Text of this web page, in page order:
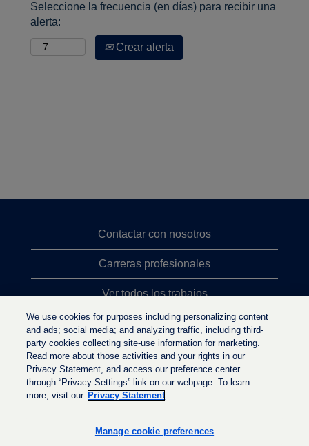
Seleccione la frecuencia (en días) para recibir una
alerta:
Crear alerta
Contactar con nosotros
Carreras profesionales
Ver todos los trabajos
Búsqueda de altos cargos
Política de privacidad
a
a
We use cookies for purposes including personalizing content
and ads; social media; and analyzing traffic, including third-
party cookies collecting site-use information for marketing.
Read more about those activities and your rights in our
Privacy Statement, and access our preference center
through “Privacy Settings” link on our webpage. To learn
more, visit our Privacy Statement
Manage cookie preferences